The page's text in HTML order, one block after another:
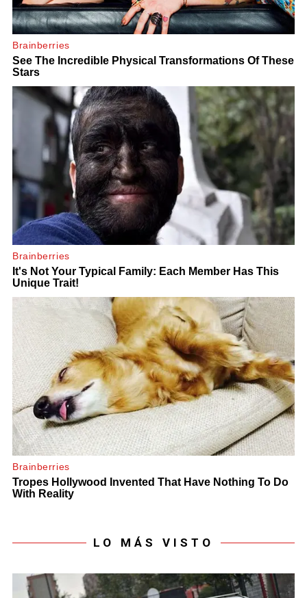
LO MÁS VISTO